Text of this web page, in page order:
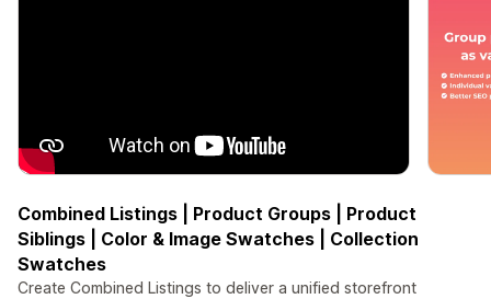
Combined Listings | Product Groups | Product
Siblings | Color & Image Swatches | Collection
Swatches
Create Combined Listings to deliver a unified storefront